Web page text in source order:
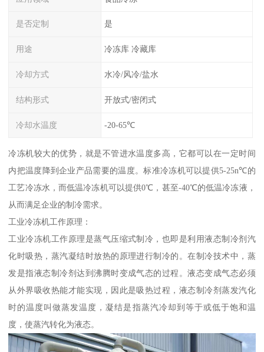
是否定制 是
用途 冷冻库 冷藏库
冷却方式 水冷/风冷/盐水
结构形式 开放式/密闭式
冷却水温度 -20-65℃
冷冻机较大的优势，就是不管进水温度多高，它都可以在一定时间
内把温度降到企业产品需要的温度。标准冷冻机可以提供5-25n℃的
工艺冷冻水，而低温冷冻机可以提供0℃，甚至-40℃的低温冷冻液，
从而满足企业的制冷需求。
工业冷冻机工作原理：
工业冷冻机工作原理是蒸气压缩式制冷，也即是利用液态制冷剂汽
化时吸热，蒸汽凝结时放热的原理进行制冷的。在制冷技术中，蒸
发是指液态制冷剂达到沸腾时变成气态的过程。液态变成气态必须
从外界吸收热能才能实现，因此是吸热过程，液态制冷剂蒸发汽化
时的温度叫做蒸发温度，凝结是指蒸汽冷却到等于或低于饱和温
度，使蒸汽转化为液态。